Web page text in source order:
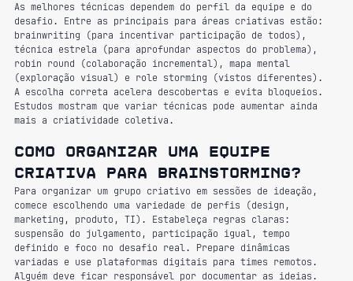
As melhores técnicas dependem do perfil da equipe e do
desafio. Entre as principais para áreas criativas estão:
brainwriting (para incentivar participação de todos),
técnica estrela (para aprofundar aspectos do problema),
robin round (colaboração incremental), mapa mental
(exploração visual) e role storming (vistos diferentes).
A escolha correta acelera descobertas e evita bloqueios.
Estudos mostram que variar técnicas pode aumentar ainda
mais a criatividade coletiva.
Como organizar uma equipe
criativa para brainstorming?
Para organizar um grupo criativo em sessões de ideação,
comece escolhendo uma variedade de perfis (design,
marketing, produto, TI). Estabeleça regras claras:
suspensão do julgamento, participação igual, tempo
definido e foco no desafio real. Prepare dinâmicas
variadas e use plataformas digitais para times remotos.
Alguém deve ficar responsável por documentar as ideias.